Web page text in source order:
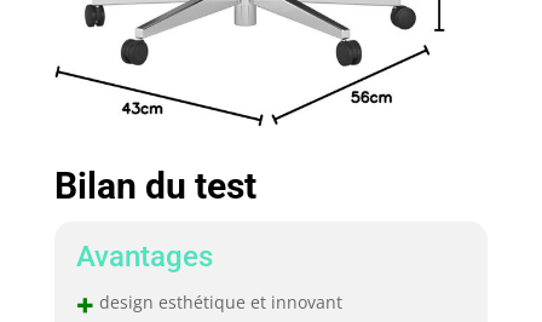
Bilan du test
Avantages
+ design esthétique et innovant